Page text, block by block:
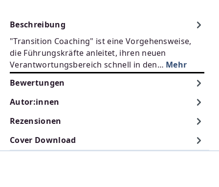
Beschreibung
"Transition Coaching" ist eine Vorgehensweise,
die Führungskräfte anleitet, ihren neuen
Verantwortungsbereich schnell in den… Mehr
Bewertungen
Autor:innen
Rezensionen
Cover Download